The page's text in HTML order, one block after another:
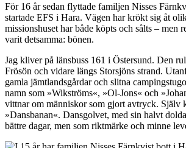
För 16 år sedan flyttade familjen Nisses
startade EFS i Hara. Vägen har krökt sig åt
missionshuset har både köpts och sålts – men
varit detsamma: bönen.
Jag kliver på länsbuss 161 i Östersund. Den
Frösön och vidare längs Storsjöns strand.
gamla jämtlandsgårdar och slitna
namn som »Wikströms«, »Ol-Jons« och
vittnar om människor som gjort avtryck. Själv
»Dansbanan«. Dansgolvet, med sin halvt
bättre dagar, men som riktmärke och minne